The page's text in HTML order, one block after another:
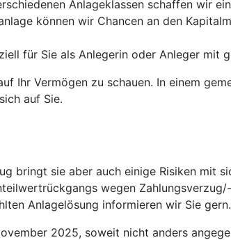
Anlageklassen schaffen wir
können wir Chancen an den
für Sie als Anlegerin oder Anleger mit
Ihr Vermögen zu schauen. In einem
auf Sie.
bringt sie aber auch einige Risiken mit
wegen
Anlagelösung informieren wir Sie gern.
2025, soweit nicht anders